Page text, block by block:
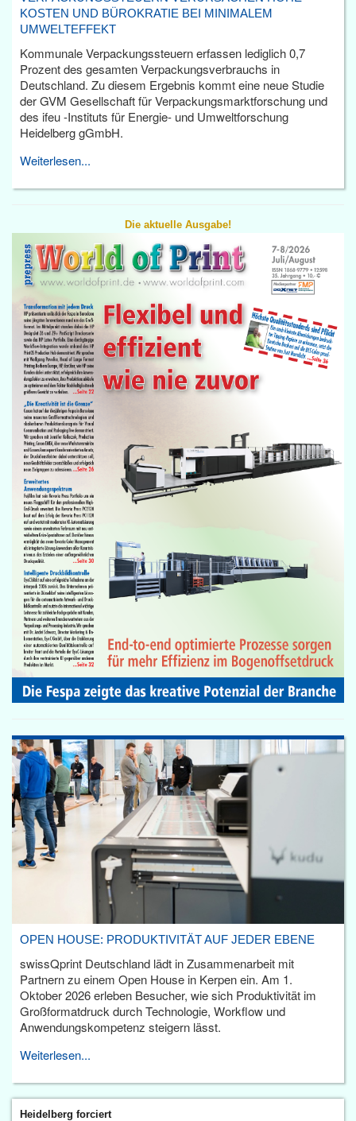
KOSTEN UND BÜROKRATIE BEI MINIMALEM
UMWELTEFFEKT
Kommunale Verpackungssteuern erfassen lediglich 0,7
Prozent des gesamten Verpackungsverbrauchs in
Deutschland. Zu diesem Ergebnis kommt eine neue Studie
der GVM Gesellschaft für Verpackungsmarktforschung und
des ifeu -Instituts für Energie- und Umweltforschung
Heidelberg gGmbH.
Weiterlesen...
Die aktuelle Ausgabe!
OPEN HOUSE: PRODUKTIVITÄT AUF JEDER EBENE
swissQprint Deutschland lädt in Zusammenarbeit mit
Partnern zu einem Open House in Kerpen ein. Am 1.
Oktober 2026 erleben Besucher, wie sich Produktivität im
Großformatdruck durch Technologie, Workflow und
Anwendungskompetenz steigern lässt.
Weiterlesen...
Heidelberg forciert